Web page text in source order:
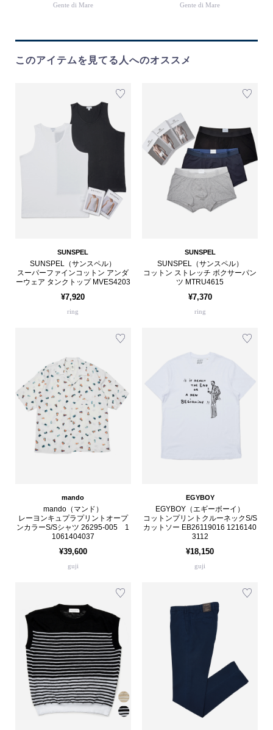
Gente di Mare Gente di Mare
このアイテムを見てる人へのオススメ
SUNSPEL
SUNSPEL（サンスペル）
スーパーファインコットン アンダ
ーウェア タンクトップ MVES4203
¥7,920
ring
SUNSPEL
SUNSPEL（サンスペル）
コットン ストレッチ ボクサーパン
ツ MTRU4615
¥7,370
ring
mando
mando（マンド）
レーヨンキュプラプリントオープ
ンカラーS/Sシャツ 26295-005 1
1061404037
¥39,600
guji
EGYBOY
EGYBOY（エギーボーイ）
コットンプリントクルーネックS/S
カットソー EB26119016 1216140
3112
¥18,150
guji